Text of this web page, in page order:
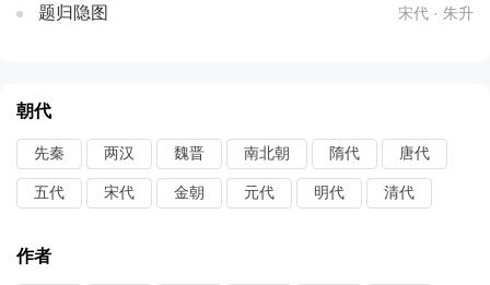
题归隐图 宋代 · 朱升
朝代
先秦 两汉 魏晋 南北朝 隋代 唐代
五代 宋代 金朝 元代 明代 清代
作者